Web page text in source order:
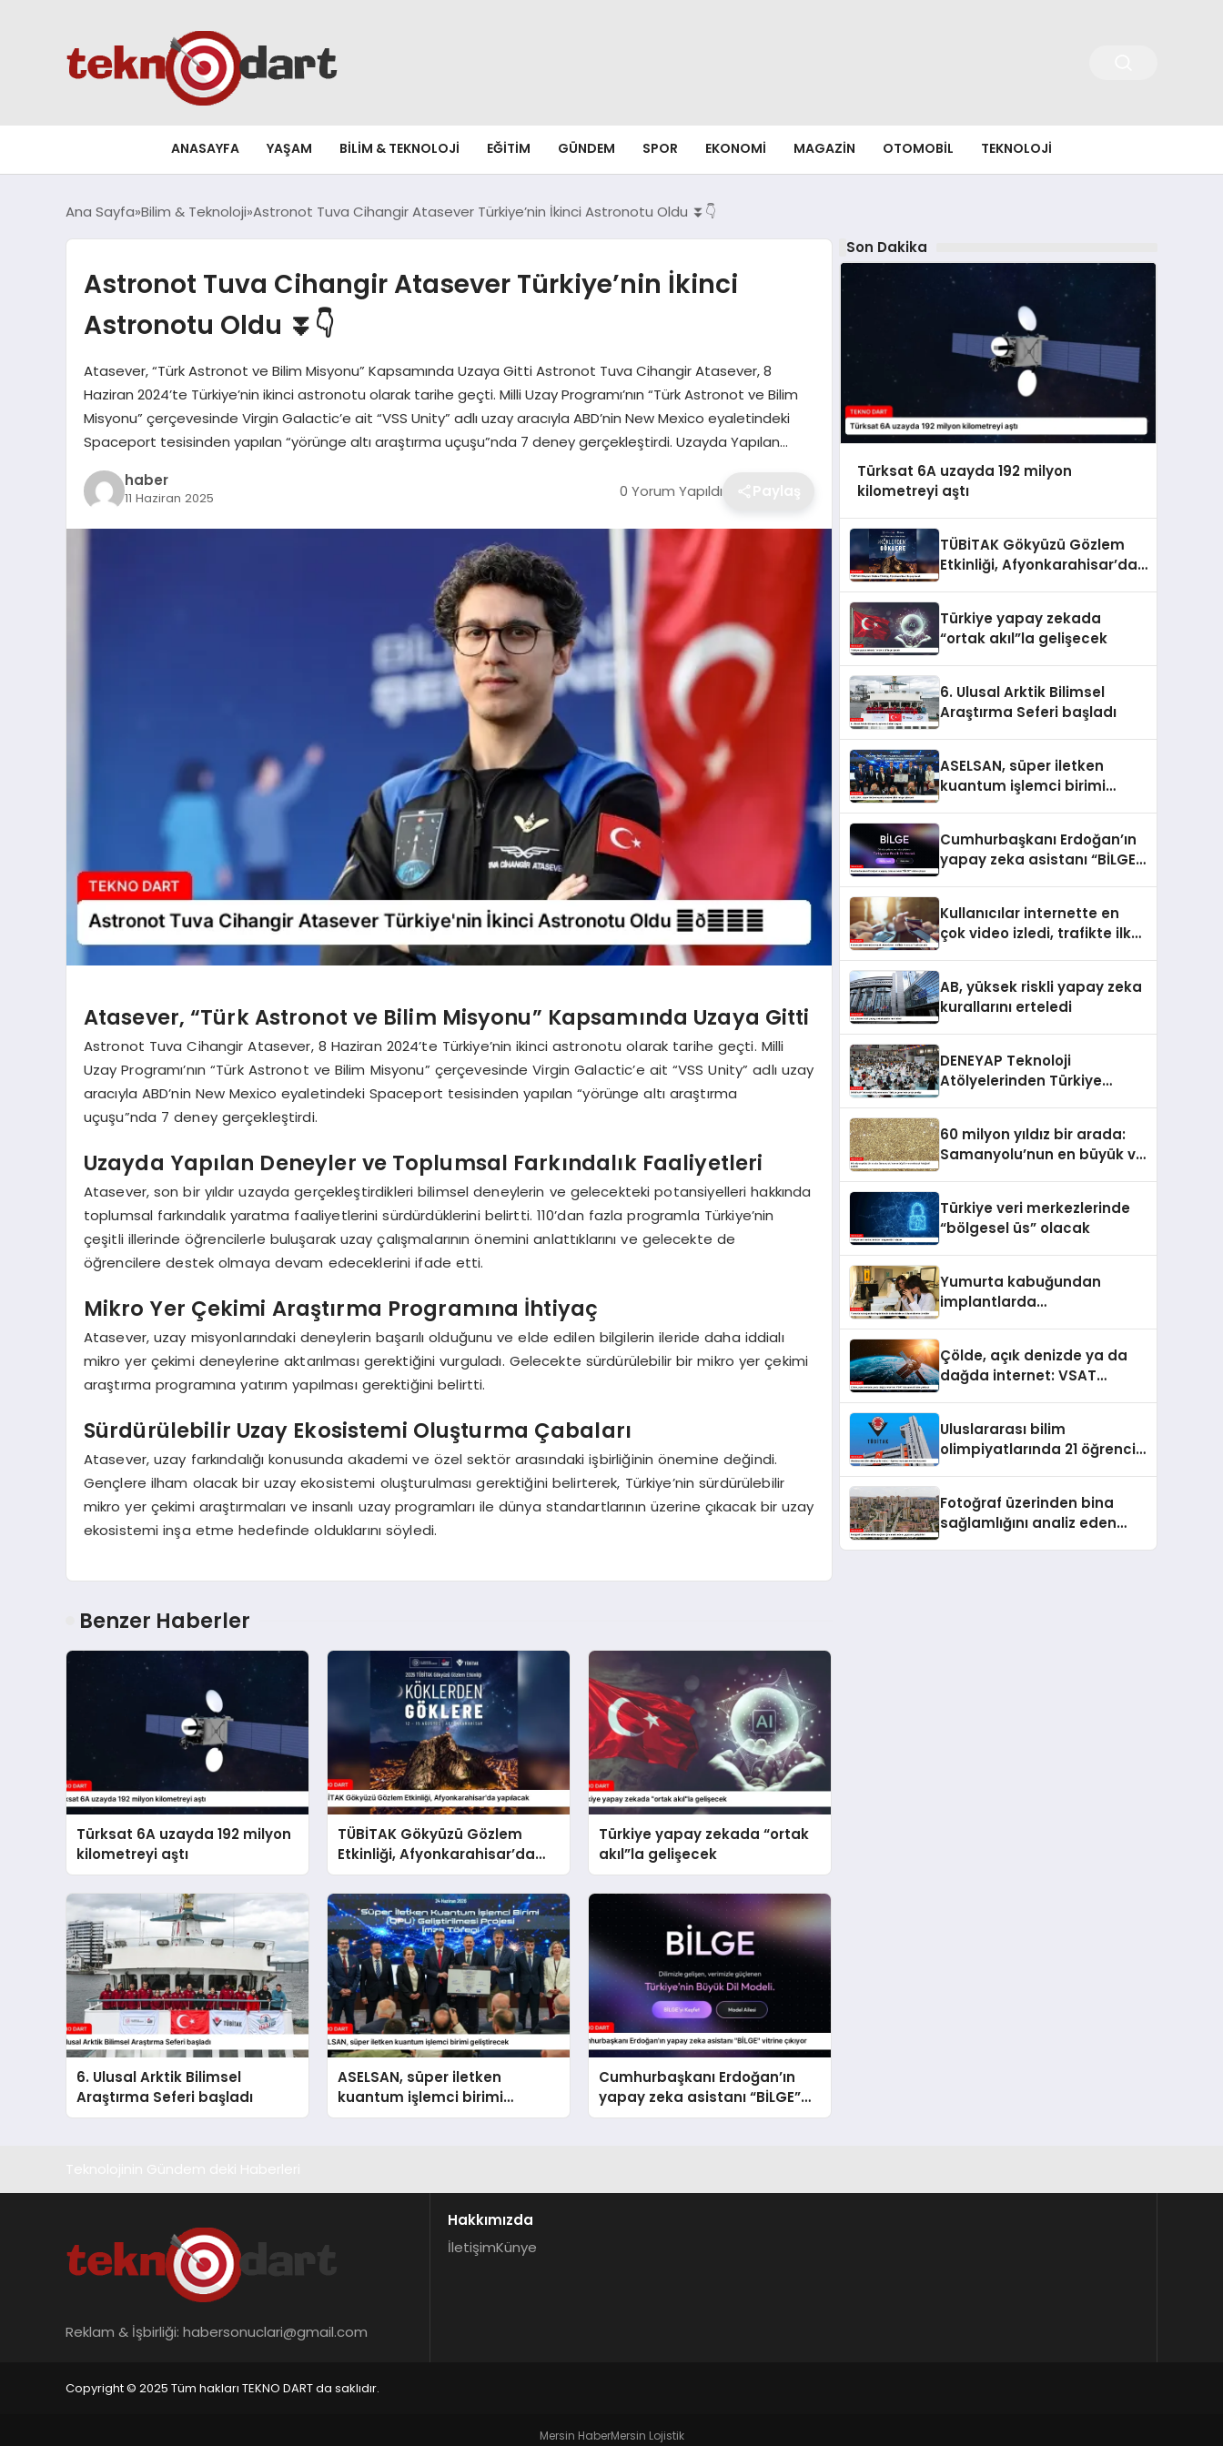
ANASAYFA YAŞAM BILIM & TEKNOLOJI EĞITIM GÜNDEM SPOR EKONOMI MAGAZIN OTOMOBIL TEKNOLOJI
Ana Sayfa Bilim & Teknoloji Astronot Tuva Cihangir Atasever Türkiye’nin İkinci Astronotu Oldu ⏬👇
Astronot Tuva Cihangir Atasever Türkiye’nin İkinci
Astronotu Oldu ⏬👇
Atasever, “Türk Astronot ve Bilim Misyonu” Kapsamında Uzaya Gitti Astronot Tuva Cihangir Atasever, 8
Haziran 2024’te Türkiye’nin ikinci astronotu olarak tarihe geçti. Milli Uzay Programı’nın “Türk Astronot ve Bilim
Misyonu” çerçevesinde Virgin Galactic’e ait “VSS Unity” adlı uzay aracıyla ABD’nin New Mexico eyaletindeki
Spaceport tesisinden yapılan “yörünge altı araştırma uçuşu”nda 7 deney gerçekleştirdi. Uzayda Yapılan…
haber
11 Haziran 2025 0 Yorum Yapıldı
Atasever, “Türk Astronot ve Bilim Misyonu” Kapsamında Uzaya Gitti
Astronot Tuva Cihangir Atasever, 8 Haziran 2024’te Türkiye’nin ikinci astronotu olarak tarihe geçti. Milli
Uzay Programı’nın “Türk Astronot ve Bilim Misyonu” çerçevesinde Virgin Galactic’e ait “VSS Unity” adlı uzay
aracıyla ABD’nin New Mexico eyaletindeki Spaceport tesisinden yapılan “yörünge altı araştırma
uçuşu”nda 7 deney gerçekleştirdi.
Uzayda Yapılan Deneyler ve Toplumsal Farkındalık Faaliyetleri
Atasever, son bir yıldır uzayda gerçekleştirdikleri bilimsel deneylerin ve gelecekteki potansiyelleri hakkında
toplumsal farkındalık yaratma faaliyetlerini sürdürdüklerini belirtti. 110’dan fazla programla Türkiye’nin
çeşitli illerinde öğrencilerle buluşarak uzay çalışmalarının önemini anlattıklarını ve gelecekte de
öğrencilere destek olmaya devam edeceklerini ifade etti.
Mikro Yer Çekimi Araştırma Programına İhtiyaç
Atasever, uzay misyonlarındaki deneylerin başarılı olduğunu ve elde edilen bilgilerin ileride daha iddialı
mikro yer çekimi deneylerine aktarılması gerektiğini vurguladı. Gelecekte sürdürülebilir bir mikro yer çekimi
araştırma programına yatırım yapılması gerektiğini belirtti.
Sürdürülebilir Uzay Ekosistemi Oluşturma Çabaları
Atasever, uzay farkındalığı konusunda akademi ve özel sektör arasındaki işbirliğinin önemine değindi.
Gençlere ilham olacak bir uzay ekosistemi oluşturulması gerektiğini belirterek, Türkiye’nin sürdürülebilir
mikro yer çekimi araştırmaları ve insanlı uzay programları ile dünya standartlarının üzerine çıkacak bir uzay
ekosistemi inşa etme hedefinde olduklarını söyledi.
Benzer Haberler
Türksat 6A uzayda 192 milyon
kilometreyi aştı
TÜBİTAK Gökyüzü Gözlem
Etkinliği, Afyonkarahisar’da
yapılacak
Türkiye yapay zekada “ortak
akıl”la gelişecek
6. Ulusal Arktik Bilimsel
Araştırma Seferi başladı
ASELSAN, süper iletken
kuantum işlemci birimi
geliştirecek
Cumhurbaşkanı Erdoğan’ın
yapay zeka asistanı “BİLGE”
vitrine çıkıyor
Son Dakika
Türksat 6A uzayda 192 milyon
kilometreyi aştı
TÜBİTAK Gökyüzü Gözlem
Etkinliği, Afyonkarahisar’da
Türkiye yapay zekada
“ortak akıl”la gelişecek
6. Ulusal Arktik Bilimsel
Araştırma Seferi başladı
ASELSAN, süper iletken
kuantum işlemci birimi
Cumhurbaşkanı Erdoğan’ın
yapay zeka asistanı “BİLGE”
Kullanıcılar internette en
çok video izledi, trafikte ilk
AB, yüksek riskli yapay zeka
kurallarını erteledi
DENEYAP Teknoloji
Atölyelerinden Türkiye
60 milyon yıldız bir arada:
Samanyolu’nun en büyük ve
Türkiye veri merkezlerinde
“bölgesel üs” olacak
Yumurta kabuğundan
implantlarda
Çölde, açık denizde ya da
dağda internet: VSAT
Uluslararası bilim
olimpiyatlarında 21 öğrenci
Fotoğraf üzerinden bina
sağlamlığını analiz eden
Reklam & İşbirliği: habersonuclari@gmail.com
Hakkımızda
İletişimKünye
Copyright © 2025 Tüm hakları TEKNO DART da saklıdır.
Mersin HaberMersin Lojistik